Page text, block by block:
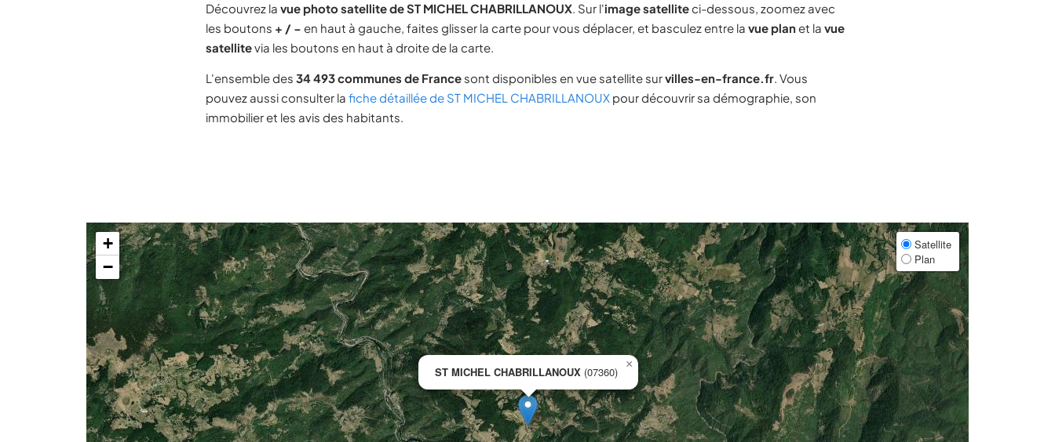
Découvrez la vue photo satellite de ST MICHEL CHABRILLANOUX. Sur l'image satelliteci-dessous, zoomez avec
les boutons + / − en haut à gauche, faites glisser la carte pour vous déplacer, et basculez entre la vue planet la vue
satellitevia les boutons en haut à droite de la carte.
L'ensemble des 34 493 communes de France sont disponibles en vue satellite survilles-en-france.fr. Vous
pouvez aussi consulter la fiche détaillée de ST MICHEL CHABRILLANOUX pour découvrir sa démographie, son
immobilier et les avis des habitants.
ST MICHEL CHABRILLANOUX (07360)
×
+
−
Satellite
Plan